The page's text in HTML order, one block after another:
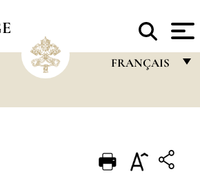
FRANÇAIS
PORTUGUÊS